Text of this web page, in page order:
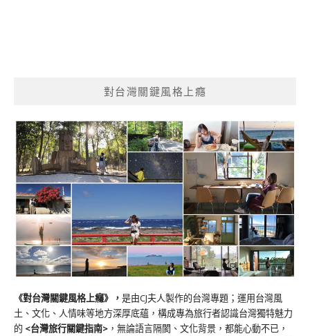
對台灣關鍵風格上癮
《對台灣關鍵風格上癮》 ， 是由CJ夫人製作的台灣專題；運用台灣風
土、文化、人情味等地方深厚底蘊，構成專為旅行者認識台灣獨特魅力
的 <台灣旅行關鍵指南> ，無論語言隔閡、文化背景，都能心動不已，